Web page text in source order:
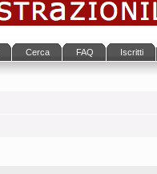
Cerca FAQ Iscritti